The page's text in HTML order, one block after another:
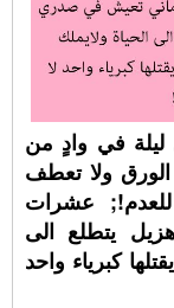
في وادٍ من
الورق ولا تعطف
للعدم!; عشرات
يتطلع الى
كبرياء واحد